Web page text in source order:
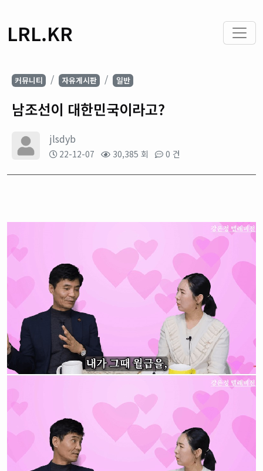
LRL.KR
커뮤니티 자유게시판 일반
남조선이 대한민국이라고?
jlsdyb
22-12-07 30,385 회 0 건